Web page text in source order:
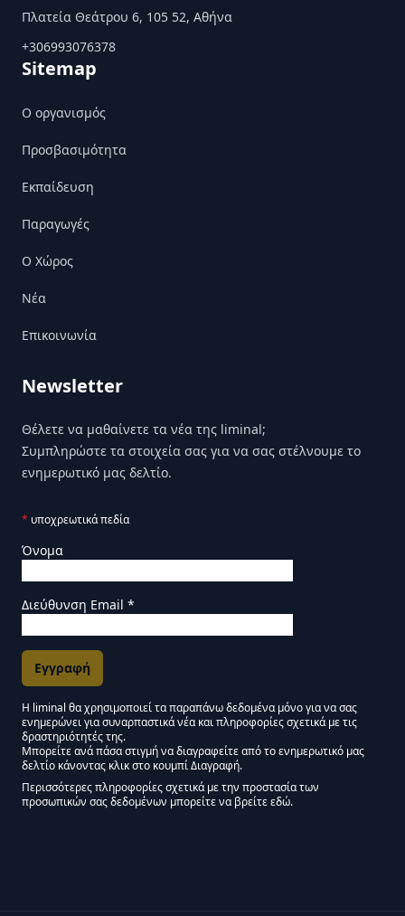
Πλατεία Θεάτρου 6, 105 52, Αθήνα
+306993076378
Sitemap
Ο οργανισμός
Προσβασιμότητα
Εκπαίδευση
Παραγωγές
Ο Χώρος
Nέα
Επικοινωνία
Newsletter
Θέλετε να μαθαίνετε τα νέα της liminal;
Συμπληρώστε τα στοιχεία σας για να σας στέλνουμε το
ενημερωτικό μας δελτίο.
* υποχρεωτικά πεδία
Όνομα
Διεύθυνση Email *
Εγκρίσεις Μάρκετινγκ
Η liminal θα χρησιμοποιεί τα παραπάνω δεδομένα μόνο για να σας
ενημερώνει για συναρπαστικά νέα και πληροφορίες σχετικά με τις
δραστηριότητές της.
Μείνετε συντονισμένοι - Ενημερωτικό δελτίο
Μπορείτε ανά πάσα στιγμή να διαγραφείτε από το ενημερωτικό μας
δελτίο κάνοντας κλικ στο κουμπί Διαγραφή.
Περισσότερες πληροφορίες σχετικά με την προστασία των
προσωπικών σας δεδομένων μπορείτε να βρείτε εδώ.